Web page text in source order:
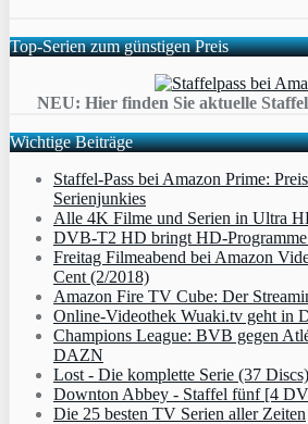
Top-Serien zum günstigen Preis
NEU: Hier finden Sie aktuelle
Wichtige Beiträge
Staffel-Pass bei Amazon Prime:
Serienjunkies
Alle 4K Filme und Serien in Ultra
DVB-T2 HD bringt HD-
Freitag Filmeabend bei Amazon
Cent (2/2018)
Amazon Fire TV Cube: Der
Online-Videothek Wuaki.tv geht in
Champions League: BVB gegen
DAZN
Lost - Die komplette Serie (37 Discs)
Downton Abbey - Staffel fünf [4
Die 25 besten TV Serien aller Zeiten